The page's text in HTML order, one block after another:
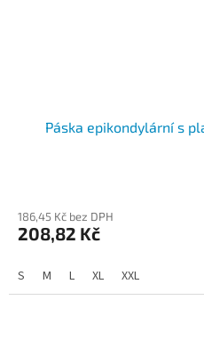
Páska epikondylární s
186,45 Kč bez DPH
208,82 Kč
S M L XL XXL